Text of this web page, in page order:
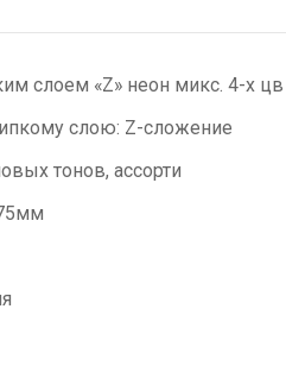
слоем «Z» неон микс. 4-х
слою: Z-сложение
тонов, ассорти